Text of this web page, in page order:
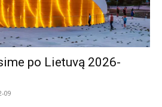
po Lietuvą 2026-
09